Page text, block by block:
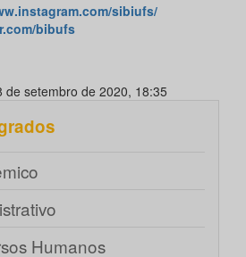
sibiufs/
bibufs
de setembro de 2020, 18:35
Humanos